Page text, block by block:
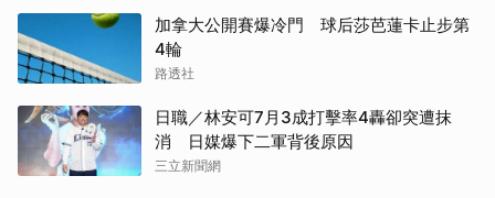
加拿大公開賽爆冷門 球后莎芭蓮卡止步第
4輪
路透社
日職／林安可7月3成打擊率4轟卻突遭抹
消 日媒爆下二軍背後原因
三立新聞網